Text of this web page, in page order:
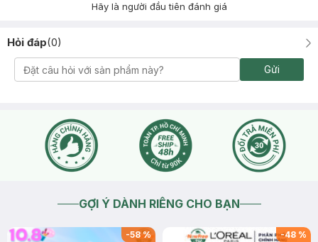
Hãy là người đầu tiên đánh giá
Hỏi đáp(0)
Gửi
GỢI Ý DÀNH RIÊNG CHO BẠN
-58% -48 %